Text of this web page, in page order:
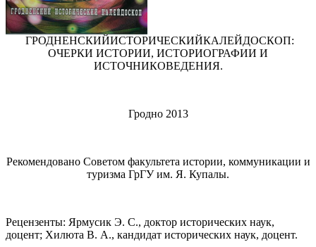
ГРОДНЕНСКИЙИСТОРИЧЕСКИЙКАЛЕЙДОСКОП:
ОЧЕРКИ ИСТОРИИ, ИСТОРИОГРАФИИ И
ИСТОЧНИКОВЕДЕНИЯ.
Гродно 2013
Рекомендовано Советом факультета истории, коммуникации и
туризма ГрГУ им. Я. Купалы.
Рецензенты: Ярмусик Э. С., доктор исторических наук,
доцент; Хилюта В. А., кандидат исторических наук, доцент.